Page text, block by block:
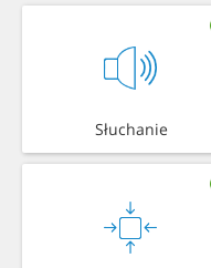
Słuchanie